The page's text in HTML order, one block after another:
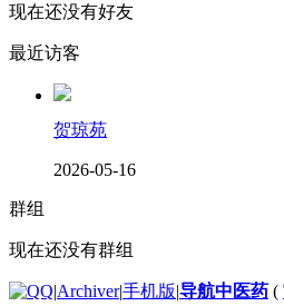
现在还没有好友
最近访客
贺琼苑
2026-05-16
群组
现在还没有群组
|Archiver|手机版|导航中医药 (